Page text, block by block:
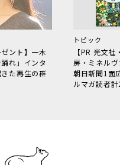
ント】一木
れ」インタ
た再生の群
トピック
【PR 光文
房・ミネル
朝日新聞1面
ルマガ読者